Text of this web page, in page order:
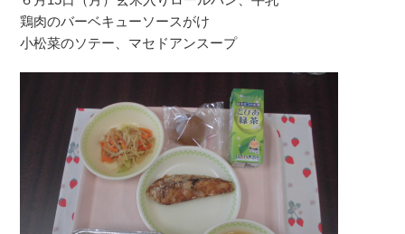
鶏肉のバーベキューソースがけ
小松菜のソテー、マセドアンスープ